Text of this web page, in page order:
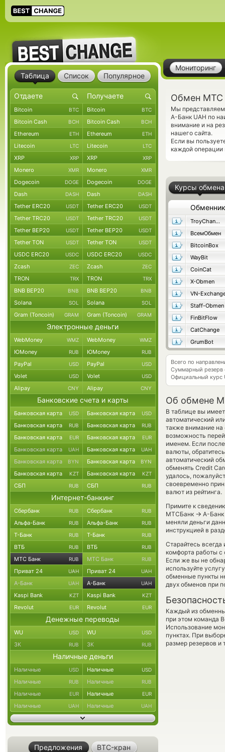
Мониторинг
Обмен МТС
Мы
А-Банк UAH по
внимание и на
нашего сайта.
Если вы
каждой операции
Курсы обмена
Обменник
TroyChange
ВсемОбмен
BitcoinBox
WayBit
CoinCat
X-Obmen
VN-
Staff-Obmen
FinBitFlow
CatChange
GrumBot
Всего по
Суммарный резерв
Официальный курс
Об обмене
В таблице вы
автоматический
также внимание на
возможность
именем. Если
валюты,
автоматический
обменять Credit
удалось,
своевременно
валют из рейтинга.
Примите к
МТСБанк → А-Банк
меняли деньги
инструкцией в
Старайтесь всегда
комфорта работы
Если же вы не
используйте
обменные пункты
двух обменов при
Каждый из
при этом команда
Использование
пунктах. При
размер резервов и
Таблица Список Популярное
Bitcoin BTC Bitcoin BTC
Bitcoin Cash BCH Bitcoin Cash BCH
Ethereum ETH Ethereum ETH
Litecoin LTC Litecoin LTC
XRP XRP XRP XRP
Monero XMR Monero XMR
Dogecoin DOGE Dogecoin DOGE
Dash DASH Dash DASH
Tether ERC20 USDT Tether ERC20 USDT
Tether TRC20 USDT Tether TRC20 USDT
Tether BEP20 USDT Tether BEP20 USDT
Tether TON USDT Tether TON USDT
USDC ERC20 USDC USDC ERC20 USDC
Zcash ZEC Zcash ZEC
TRON TRX TRON TRX
BNB BEP20 BNB BNB BEP20 BNB
Solana SOL Solana SOL
Gram (Toncoin) GRAM Gram (Toncoin) GRAM
Электронные деньги
WebMoney WMZ WebMoney WMZ
ЮMoney RUB ЮMoney RUB
PayPal USD PayPal USD
Volet USD Volet USD
Alipay CNY Alipay CNY
Банковские счета и карты
Банковская карта USD Банковская карта USD
Банковская карта RUB Банковская карта RUB
Банковская карта EUR Банковская карта EUR
Банковская карта UAH Банковская карта UAH
Банковская карта BYN Банковская карта BYN
Банковская карта KZT Банковская карта KZT
СБП RUB СБП RUB
Интернет-банкинг
Сбербанк RUB Сбербанк RUB
Альфа-Банк RUB Альфа-Банк RUB
Т-Банк RUB Т-Банк RUB
ВТБ RUB ВТБ RUB
МТС Банк RUB МТС Банк RUB
Приват 24 UAH Приват 24 UAH
А-Банк UAH А-Банк UAH
Kaspi Bank KZT Kaspi Bank KZT
Revolut EUR Revolut EUR
Денежные переводы
WU USD WU USD
ЗК RUB ЗК RUB
Наличные деньги
Наличные USD Наличные USD
Наличные RUB Наличные RUB
Наличные EUR Наличные EUR
Наличные UAH Наличные UAH
Предложения BTC-кран